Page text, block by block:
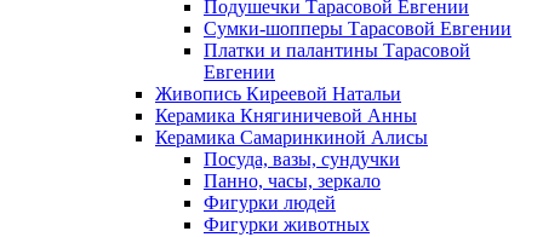
Подушечки Тарасовой Евгении
Сумки-шопперы Тарасовой Евгении
Платки и палантины Тарасовой
Евгении
Живопись Киреевой Натальи
Керамика Княгиничевой Анны
Керамика Самаринкиной Алисы
Посуда, вазы, сундучки
Панно, часы, зеркало
Фигурки людей
Фигурки животных